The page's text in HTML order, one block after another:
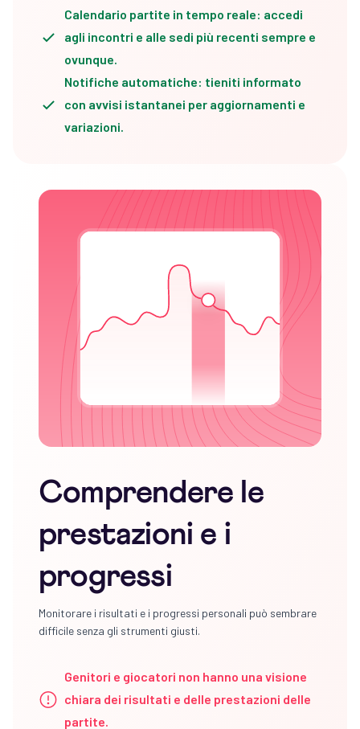
Calendario partite in tempo reale: accedi
agli incontri e alle sedi più recenti sempre e
ovunque.
Notifiche automatiche: tieniti informato
con avvisi istantanei per aggiornamenti e
variazioni.
Comprendere le
prestazioni e i
progressi
Monitorare i risultati e i progressi personali può sembrare
difficile senza gli strumenti giusti.
Genitori e giocatori non hanno una visione
chiara dei risultati e delle prestazioni delle
partite.